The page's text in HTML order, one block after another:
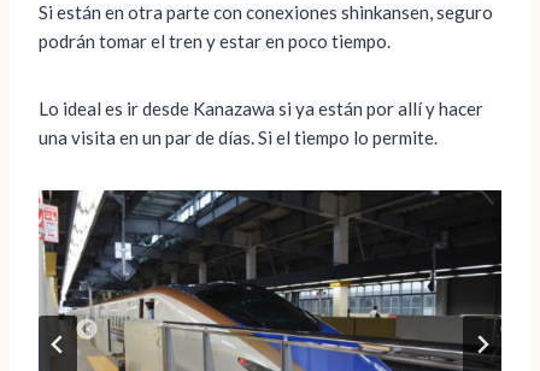
Si están en otra parte con conexiones shinkansen, seguro
podrán tomar el tren y estar en poco tiempo.
Lo ideal es ir desde Kanazawa si ya están por allí y hacer
una visita en un par de días. Si el tiempo lo permite.